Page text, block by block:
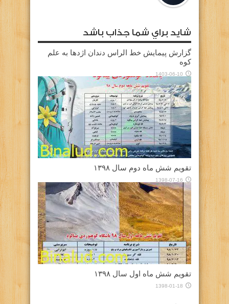
شايد براي شما جذاب باشد
گزارش پیمایش خط الراس دندان اژدها به علم
کوه
1403-06-10
تقویم شش ماه دوم سال ۱۳۹۸
1398-07-16
تقویم شش ماه اول سال ۱۳۹۸
1398-01-18